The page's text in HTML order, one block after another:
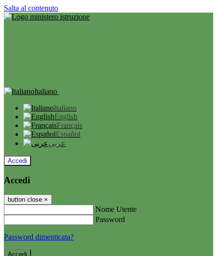
Salta al contenuto
Italiano
Italiano
English
Français
Español
عربى
Accedi
Accedi
button close ×
Nome Utente
Password
Password dimenticata?